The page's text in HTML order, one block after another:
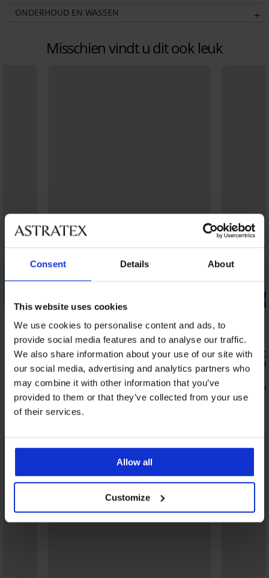
Consent Details About
This website uses cookies
We use cookies to personalise content and ads, to
provide social media features and to analyse our traffic.
We also share information about your use of our site with
our social media, advertising and analytics partners who
may combine it with other information that you’ve
provided to them or that they’ve collected from your use
of their services.
Allow all
Customize
ONDERHOUD EN WASSEN
Misschien vindt u dit ook leuk
4,9
Bh Maia 4D gladmakend
52,99 €
-20% BRA20
Bh Maia
52,99 €
Ontdek vergelijkbare stukken